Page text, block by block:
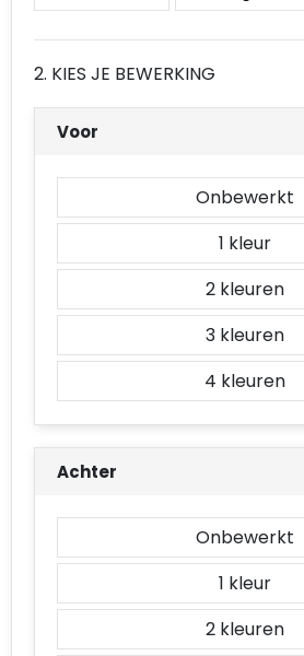
Accessoires voor tassen
Duffeltassen
Opvouwbare tassen
Goodiebags
2. KIES JE BEWERKING
Voor
Onbewerkt
1
2
3
4
Achter
Onbewerkt
1
2